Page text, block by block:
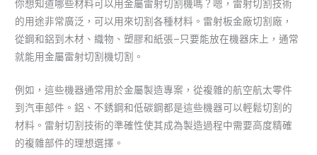
你想知道哪些材料可以用金屬雷射切割機嗎？嗯，雷射切割技術
的用途非常廣泛，可以用來切割各種材料。雷射板金廠切割廠，
從鋼和鋁到木材、織物、塑膠和紙張–只要能放在機器床上，通常
就能用金屬雷射切割機切割。
例如，這些機器通常用於金屬製造專案，從複雜的航空航太零件
到汽車部件。鋁、不銹鋼和低碳鋼都是這些機器可以輕鬆切割的
材料。雷射切割技術的準確性使其成為製造過程中需要高度精確
的複雜部件的理想選擇。